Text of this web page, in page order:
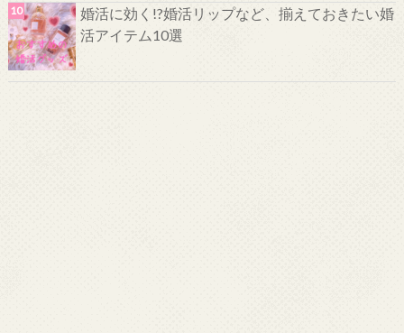
婚活に効く!?婚活リップなど、揃えておきたい婚
活アイテム10選